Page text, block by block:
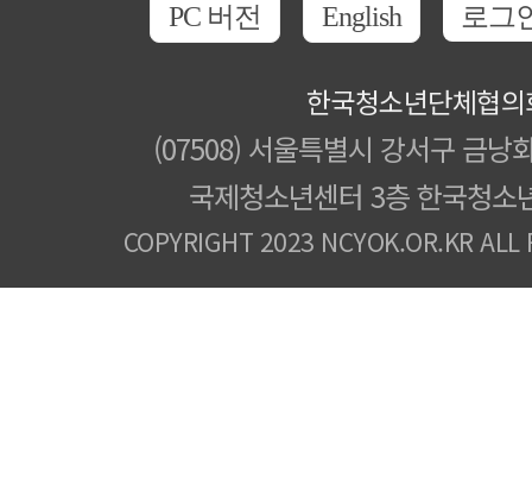
PC 버전 English 로그
한국청소년단체협
(07508) 서울특별시 강서구 금낭
국제청소년센터 3층 한국청소
COPYRIGHT 2023 NCYOK.OR.KR ALL